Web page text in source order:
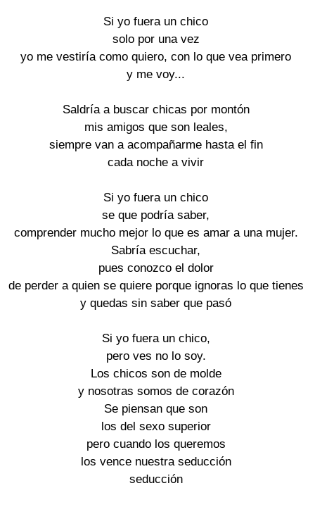
Si yo fuera un chico
solo por una vez
yo me vestiría como quiero, con lo que vea primero
y me voy...
Saldría a buscar chicas por montón
mis amigos que son leales,
siempre van a acompañarme hasta el fin
cada noche a vivir
Si yo fuera un chico
se que podría saber,
comprender mucho mejor lo que es amar a una mujer.
Sabría escuchar,
pues conozco el dolor
de perder a quien se quiere porque ignoras lo que tienes
y quedas sin saber que pasó
Si yo fuera un chico,
pero ves no lo soy.
Los chicos son de molde
y nosotras somos de corazón
Se piensan que son
los del sexo superior
pero cuando los queremos
los vence nuestra seducción
seducción